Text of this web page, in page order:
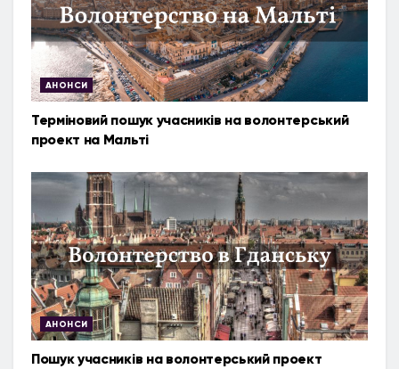
АНОНСИ
Терміновий пошук учасників на волонтерський
проект на Мальті
АНОНСИ
Пошук учасників на волонтерський проект